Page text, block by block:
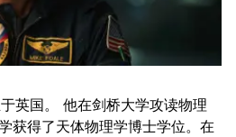
英国。 他在剑桥大学攻读物理
获得了天体物理学博士学位。在